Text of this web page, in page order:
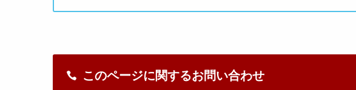
このページに関するお問い合わせ